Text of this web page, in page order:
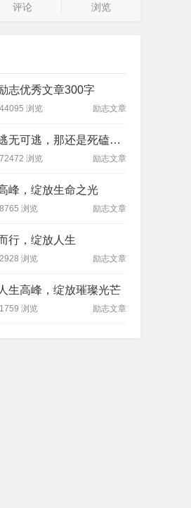
评论 浏览
志优秀文章300字
浏览 励志文章
既然逃无可逃，那还是死磕到底吧
浏览 励志文章
峰，绽放生命之光
浏览 励志文章
行，绽放人生
浏览 励志文章
生高峰，绽放璀璨光芒
浏览 励志文章